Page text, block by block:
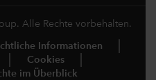
Alle Rechte vorbehalten.
Informationen
Cookies
im Überblick